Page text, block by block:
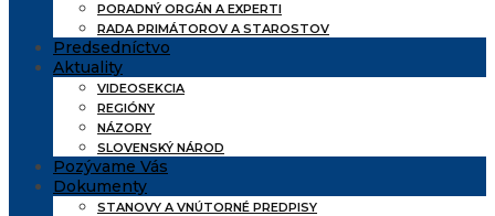
PORADNÝ ORGÁN A EXPERTI
RADA PRIMÁTOROV A STAROSTOV
Predsedníctvo
Aktuality
VIDEOSEKCIA
REGIÓNY
NÁZORY
SLOVENSKÝ NÁROD
Pozývame Vás
Dokumenty
STANOVY A VNÚTORNÉ PREDPISY